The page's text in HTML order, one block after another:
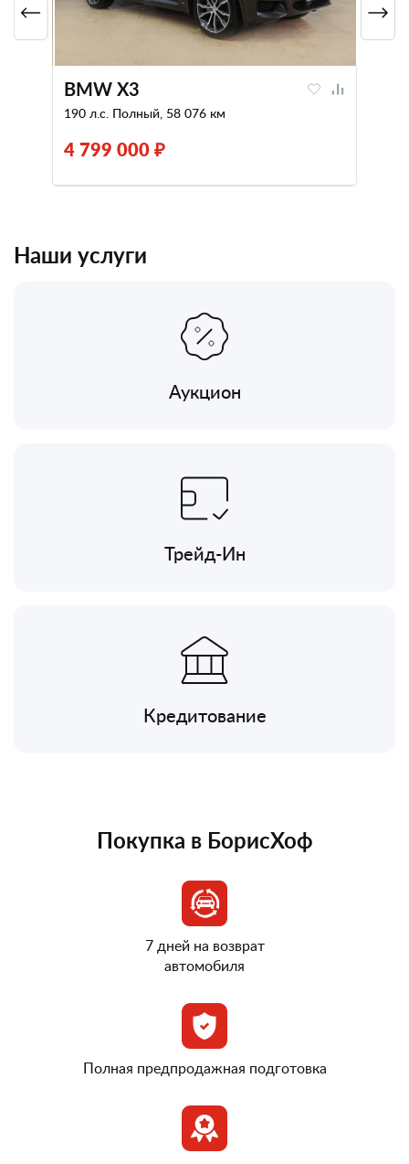
BMW X3
190 л.с. Полный, 58 076 км
4 799 000 ₽
Наши услуги
Аукцион
Трейд-Ин
Кредитование
Покупка в БорисХоф
7 дней на возврат
автомобиля
Полная предпродажная подготовка